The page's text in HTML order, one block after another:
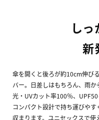
し
新
傘を開くと後ろが約10cm伸び
バー。日差しはもちろん、雨
光・UVカット率100％、
コンパクト設計で持ち運びや
収まります。ユニセックスで使